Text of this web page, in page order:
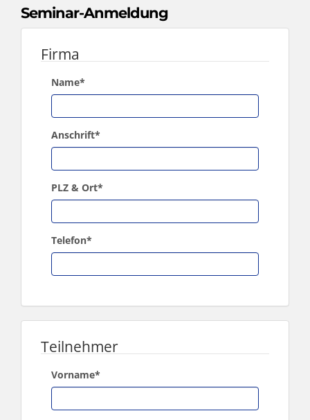
Seminar-Anmeldung
Firma
Name*
Anschrift*
PLZ & Ort*
Telefon*
Teilnehmer
Vorname*